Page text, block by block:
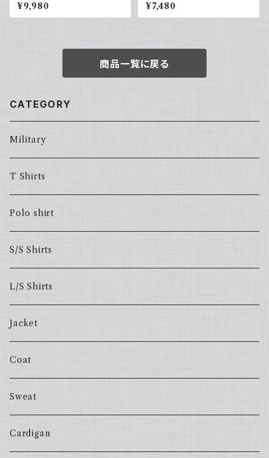
パンツ スラックス 古着
¥9,980
シャツ 古着 ホワイト 白 2002
年 100周年
¥7,480
商品一覧に戻る
CATEGORY
Military
T Shirts
Polo shirt
S/S Shirts
L/S Shirts
Jacket
Coat
Sweat
Cardigan